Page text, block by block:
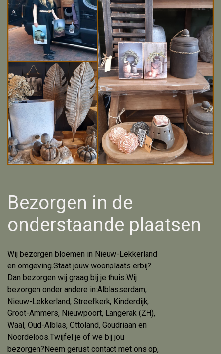
Bezorgen in de
onderstaande plaatsen
Wij bezorgen bloemen in Nieuw-Lekkerland
en omgeving.Staat jouw woonplaats erbij?
Dan bezorgen wij graag bij je thuis.Wij
bezorgen onder andere in:Alblasserdam,
Nieuw-Lekkerland, Streefkerk, Kinderdijk,
Groot-Ammers, Nieuwpoort, Langerak (ZH),
Waal, Oud-Alblas, Ottoland, Goudriaan en
Noordeloos.Twijfel je of we bij jou
bezorgen?Neem gerust contact met ons op,